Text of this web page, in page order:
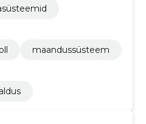
maandussüsteem